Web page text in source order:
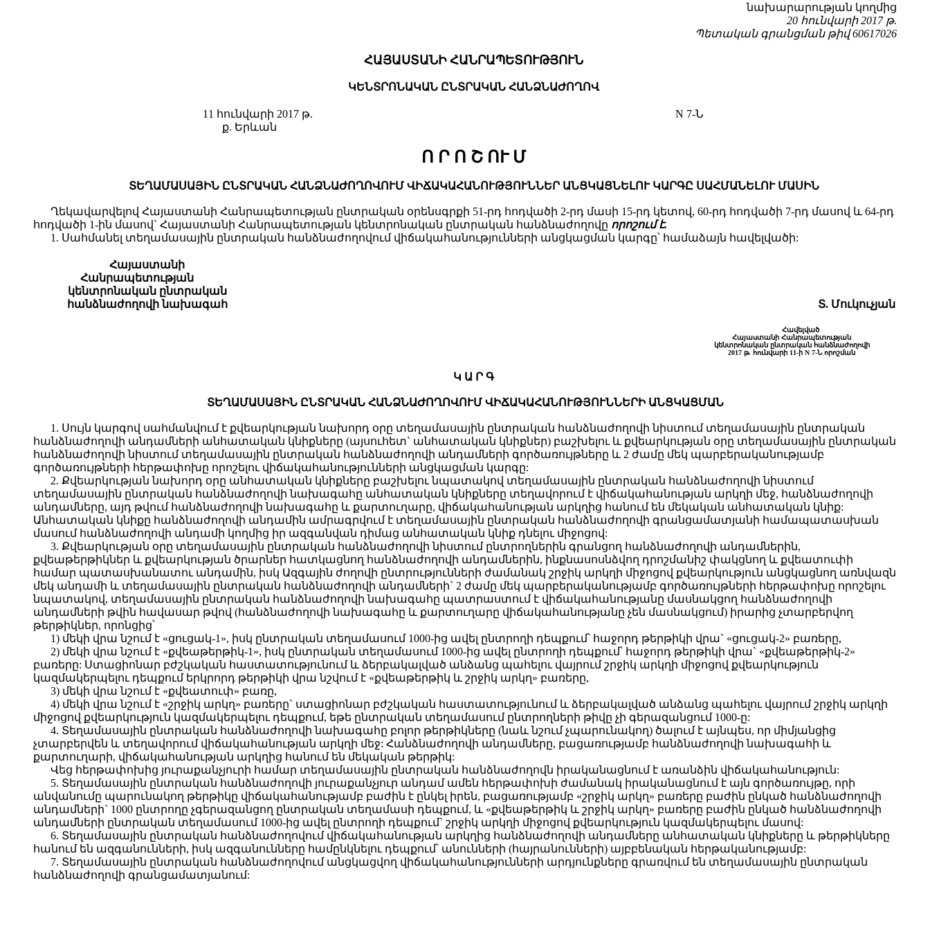
նախարարության կողմից
20 հունվարի 2017 թ.
Պետական գրանցման թիվ 60617026
ՀԱՅԱՍՏԱՆԻ ՀԱՆՐԱՊԵՏՈՒԹՅՈՒՆ
ԿԵՆՏՐՈՆԱԿԱՆ ԸՆՏՐԱԿԱՆ ՀԱՆՁՆԱԺՈՂՈՎ
11 հունվարի 2017 թ.
ք. Երևան
N 7-Ն
Ո Ր Ո Շ ՈՒ Մ
ՏԵՂԱՄԱՍԱՅԻՆ ԸՆՏՐԱԿԱՆ ՀԱՆՁՆԱԺՈՂՈՎՈՒՄ ՎԻՃԱԿԱՀԱՆՈՒԹՅՈՒՆՆԵՐ ԱՆՑԿԱՑՆԵԼՈՒ ԿԱՐԳԸ ՍԱՀՄԱՆԵԼՈՒ ՄԱՍԻՆ
Ղեկավարվելով Հայաստանի Հանրապետության ընտրական օրենսգրքի 51-րդ հոդվածի 2-րդ մասի 15-րդ կետով, 60-րդ հոդվածի 7-րդ մասով և 64-րդ
հոդվածի 1-ին մասով` Հայաստանի Հանրապետության կենտրոնական ընտրական հանձնաժողովը որոշում է.
1. Սահմանել տեղամասային ընտրական հանձնաժողովում վիճակահանությունների անցկացման կարգը՝ համաձայն հավելվածի:
Հայաստանի
Հանրապետության
կենտրոնական ընտրական
հանձնաժողովի նախագահ
Տ. Մուկուչյան
Հավելված
Հայաստանի Հանրապետության
կենտրոնական ընտրական հանձնաժողովի
2017 թ. հունվարի 11-ի N 7-Ն որոշման
Կ Ա Ր Գ
ՏԵՂԱՄԱՍԱՅԻՆ ԸՆՏՐԱԿԱՆ ՀԱՆՁՆԱԺՈՂՈՎՈՒՄ ՎԻՃԱԿԱՀԱՆՈՒԹՅՈՒՆՆԵՐԻ ԱՆՑԿԱՑՄԱՆ
1. Սույն կարգով սահմանվում է քվեարկության նախորդ օրը տեղամասային ընտրական հանձնաժողովի նիստում տեղամասային ընտրական
հանձնաժողովի անդամների անհատական կնիքները (այսուհետ` անհատական կնիքներ) բաշխելու և քվեարկության օրը տեղամասային ընտրական
հանձնաժողովի նիստում տեղամասային ընտրական հանձնաժողովի անդամների գործառույթները և 2 ժամը մեկ պարբերականությամբ
գործառույթների հերթափոխը որոշելու վիճակահանությունների անցկացման կարգը:
2. Քվեարկության նախորդ օրը անհատական կնիքները բաշխելու նպատակով տեղամասային ընտրական հանձնաժողովի նիստում
տեղամասային ընտրական հանձնաժողովի նախագահը անհատական կնիքները տեղավորում է վիճակահանության արկղի մեջ, հանձնաժողովի
անդամները, այդ թվում հանձնաժողովի նախագահը և քարտուղարը, վիճակահանության արկղից հանում են մեկական անհատական կնիք:
Անհատական կնիքը հանձնաժողովի անդամին ամրագրվում է տեղամասային ընտրական հանձնաժողովի գրանցամատյանի համապատասխան
մասում հանձնաժողովի անդամի կողմից իր ազգանվան դիմաց անհատական կնիք դնելու միջոցով:
3. Քվեարկության օրը տեղամասային ընտրական հանձնաժողովի նիստում ընտրողներին գրանցող հանձնաժողովի անդամներին,
քվեաթերթիկներ և քվեարկության ծրարներ հատկացնող հանձնաժողովի անդամներին, ինքնասոսնձվող դրոշմանիշ փակցնող և քվեատուփի
համար պատասխանատու անդամին, իսկ Ազգային ժողովի ընտրությունների ժամանակ շրջիկ արկղի միջոցով քվեարկություն անցկացնող առնվազն
մեկ անդամի և տեղամասային ընտրական հանձնաժողովի անդամների` 2 ժամը մեկ պարբերականությամբ գործառույթների հերթափոխը որոշելու
նպատակով, տեղամասային ընտրական հանձնաժողովի նախագահը պատրաստում է վիճակահանությանը մասնակցող հանձնաժողովի
անդամների թվին հավասար թվով (հանձնաժողովի նախագահը և քարտուղարը վիճակահանությանը չեն մասնակցում) իրարից չտարբերվող
թերթիկներ, որոնցից՝
1) մեկի վրա նշում է «ցուցակ-1», իսկ ընտրական տեղամասում 1000-ից ավել ընտրողի դեպքում՝ հաջորդ թերթիկի վրա` «ցուցակ-2» բառերը,
2) մեկի վրա նշում է «քվեաթերթիկ-1», իսկ ընտրական տեղամասում 1000-ից ավել ընտրողի դեպքում՝ հաջորդ թերթիկի վրա` «քվեաթերթիկ-2»
բառերը: Ստացիոնար բժշկական հաստատությունում և ձերբակալված անձանց պահելու վայրում շրջիկ արկղի միջոցով քվեարկություն
կազմակերպելու դեպքում երկրորդ թերթիկի վրա նշվում է «քվեաթերթիկ և շրջիկ արկղ» բառերը,
3) մեկի վրա նշում է «քվեատուփ» բառը,
4) մեկի վրա նշում է «շրջիկ արկղ» բառերը` ստացիոնար բժշկական հաստատությունում և ձերբակալված անձանց պահելու վայրում շրջիկ արկղի
միջոցով քվեարկություն կազմակերպելու դեպքում, եթե ընտրական տեղամասում ընտրողների թիվը չի գերազանցում 1000-ը:
4. Տեղամասային ընտրական հանձնաժողովի նախագահը բոլոր թերթիկները (նաև նշում չպարունակող) ծալում է այնպես, որ միմյանցից
չտարբերվեն և տեղավորում վիճակահանության արկղի մեջ: Հանձնաժողովի անդամները, բացառությամբ հանձնաժողովի նախագահի և
քարտուղարի, վիճակահանության արկղից հանում են մեկական թերթիկ:
Վեց հերթափոխից յուրաքանչյուրի համար տեղամասային ընտրական հանձնաժողովն իրականացնում է առանձին վիճակահանություն:
5. Տեղամասային ընտրական հանձնաժողովի յուրաքանչյուր անդամ ամեն հերթափոխի ժամանակ իրականացնում է այն գործառույթը, որի
անվանումը պարունակող թերթիկը վիճակահանությամբ բաժին է ընկել իրեն, բացառությամբ «շրջիկ արկղ» բառերը բաժին ընկած հանձնաժողովի
անդամների` 1000 ընտրողը չգերազանցող ընտրական տեղամասի դեպքում, և «քվեաթերթիկ և շրջիկ արկղ» բառերը բաժին ընկած հանձնաժողովի
անդամների ընտրական տեղամասում 1000-ից ավել ընտրողի դեպքում` շրջիկ արկղի միջոցով քվեարկություն կազմակերպելու մասով:
6. Տեղամասային ընտրական հանձնաժողովում վիճակահանության արկղից հանձնաժողովի անդամները անհատական կնիքները և թերթիկները
հանում են ազգանունների, իսկ ազգանունները համընկնելու դեպքում՝ անունների (հայրանունների) այբբենական հերթականությամբ:
7. Տեղամասային ընտրական հանձնաժողովում անցկացվող վիճակահանությունների արդյունքները գրառվում են տեղամասային ընտրական
հանձնաժողովի գրանցամատյանում: